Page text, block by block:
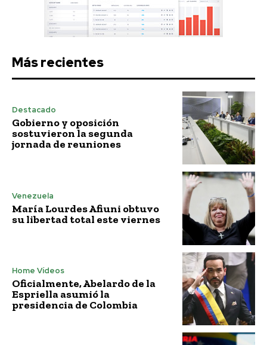
Más recientes
Destacado
Gobierno y oposición
sostuvieron la segunda
jornada de reuniones
Venezuela
María Lourdes Afiuni obtuvo
su libertad total este viernes
Home Vídeos
Oficialmente, Abelardo de la
Espriella asumió la
presidencia de Colombia